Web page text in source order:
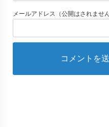
メールアドレス（公開はされません